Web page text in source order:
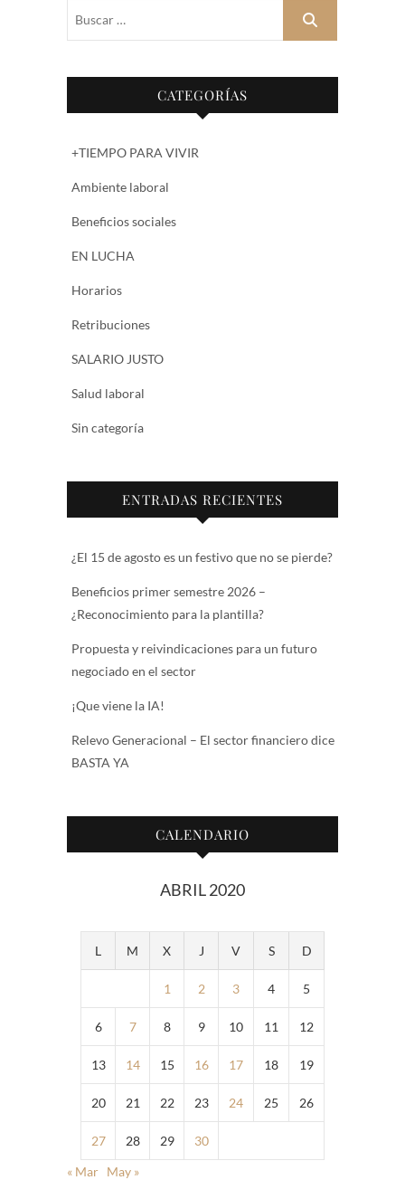
Buscar
CATEGORÍAS
+TIEMPO PARA VIVIR
Ambiente laboral
Beneficios sociales
EN LUCHA
Horarios
Retribuciones
SALARIO JUSTO
Salud laboral
Sin categoría
ENTRADAS RECIENTES
¿El 15 de agosto es un festivo que no se pierde?
Beneficios primer semestre 2026 –
¿Reconocimiento para la plantilla?
Propuesta y reivindicaciones para un futuro
negociado en el sector
¡Que viene la IA!
Relevo Generacional – El sector financiero dice
BASTA YA
CALENDARIO
ABRIL 2020
L M X J V S D
1 2 3 4 5
6 7 8 9 10 11 12
13 14 15 16 17 18 19
20 21 22 23 24 25 26
27 28 29
30
« Mar May »